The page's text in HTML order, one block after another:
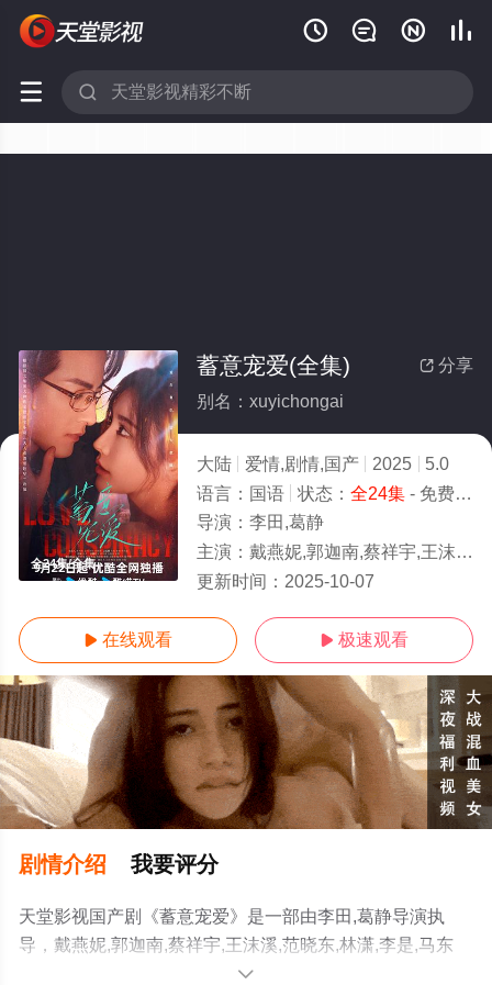
   
 
全24集/全集
 分享
蓄意宠爱(全集)
别名：xuyichongai
大陆 爱情,剧情,国产 2025
5.0
语言： 国语 状态： 全24集- 免费在线观看
导演： 李田,葛静
主演： 戴燕妮,郭迦南,蔡祥宇,王沫溪,范晓东,林潇,李是,马东延,栾浚威,萧松原,陈欢,葛兆美,马昕墨,潘德文
更新时间： 2025-10-07
 在线观看  极速观看
剧情介绍 我要评分
天堂影视国产剧《蓄意宠爱》是一部由李田,葛静导演执
导，戴燕妮,郭迦南,蔡祥宇,王沫溪,范晓东,林潇,李是,马东
延,栾浚威,萧松原,陈欢,葛兆美,马昕墨,潘德文等演员精彩演
